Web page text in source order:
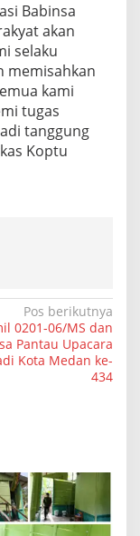
Babinsa
akan
selaku
memisahkan
kami
tugas
tanggung
Koptu
Pos berikutnya
0201-06/MS dan
Pantau Upacara
Kota Medan ke-
434